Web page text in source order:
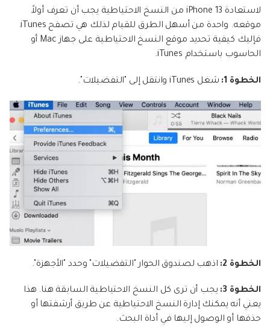
لاستعادة iPhone 13 من النسخ الاحتياطية يجب أن تعرف أولاً
موقعه. واحدة من أسهل الطرق للقيام لذلك هي تصفح iTunes.
فإليك كيفية تحديد موقع النسخ الاحتياطية على جهاز Mac أو
الحاسوب باستخدام iTunes.
الخطوة 1: شغل iTunes وانتقل إلى "التفضيلات".
الخطوة 2: اذهب لصندوق الحوار "التفضيلات" وحدد "الأجهزة".
الخطوة 3:
يجب أن ترى كل النسخ الاحتياطية السابقة هنا. هذا
يعني أنه يمكنك إدارة النسخ الاحتياطية عن طريق أرشفتها أو
حذفها أو الوصول إليها في أداة البحث.